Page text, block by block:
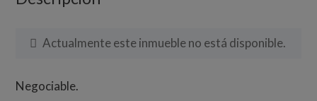
Actualmente este inmueble no está disponible.
Negociable.